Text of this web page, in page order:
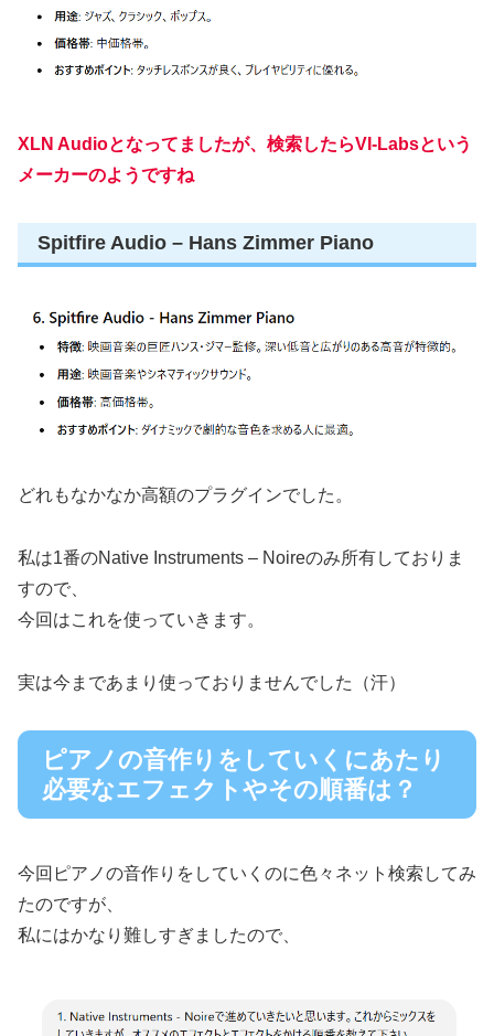
XLN Audioとなってましたが、検索したらVI-Labsという
メーカーのようですね
Spitfire Audio – Hans Zimmer Piano
どれもなかなか高額のプラグインでした。
私は1番のNative Instruments – Noireのみ所有しておりま
すので、
今回はこれを使っていきます。
実は今まであまり使っておりませんでした（汗）
ピアノの音作りをしていくにあたり
必要なエフェクトやその順番は？
今回ピアノの音作りをしていくのに色々ネット検索してみ
たのですが、
私にはかなり難しすぎましたので、